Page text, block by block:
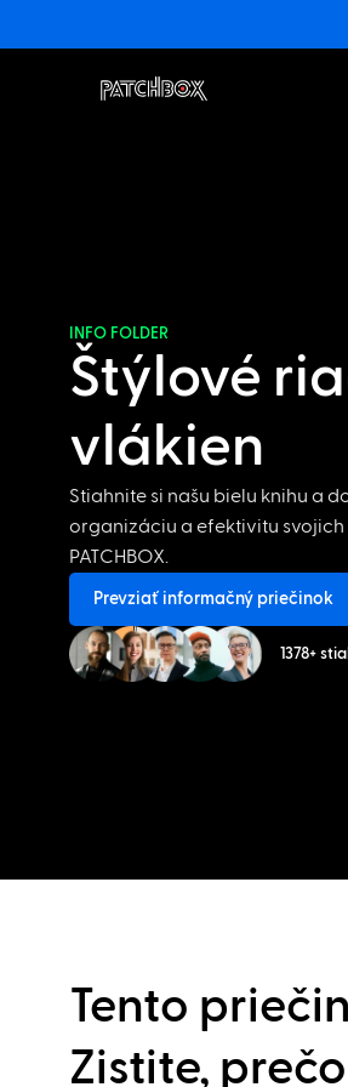
INFO FOLDER
Štýlové
vlákien
Stiahnite si našu bielu knihu a
organizáciu a efektivitu
PATCHBOX.
Prevziať informačný priečinok
1378+
Tento
Zistite,